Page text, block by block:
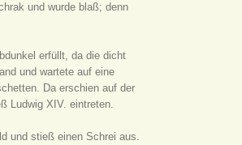
und wurde blaß; denn
erfüllt, da die dicht
und wartete auf eine
Da erschien auf der
Ludwig XIV. eintreten.
und stieß einen Schrei aus.